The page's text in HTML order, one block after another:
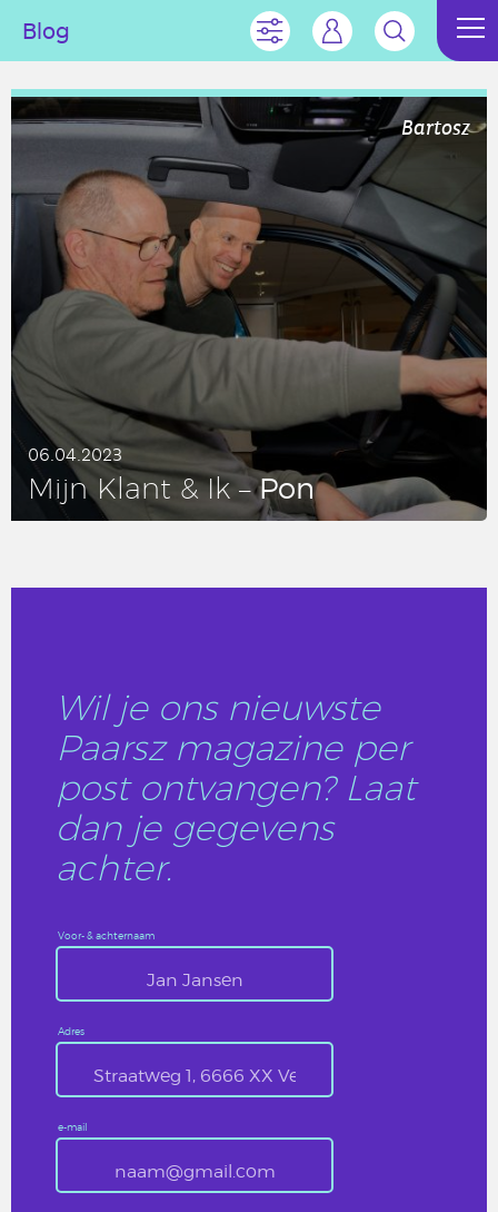
Blog
Bartosz
06.04.2023
Mijn Klant & Ik –Pon
Wil je ons nieuwste
Paarsz magazine per
post ontvangen? Laat
dan je gegevens
achter.
Voor- & achternaam
Adres
e-mail